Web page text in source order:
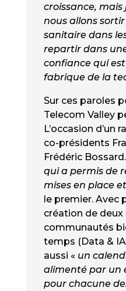
croissance,
nous allons
sanitaire dans
repartir dans
confiance qui
fabrique de la
Sur ces paroles
Telecom Valley
L’occasion d’un
co-présidents
Frédéric
qui a permis de
mises en place
le premier. Avec
création de deux
communautés
temps (Data &
aussi « un
alimenté par un
pour chacune